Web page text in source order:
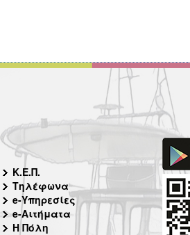
Κ.Ε.Π.
Τηλέφωνα
e-Υπηρεσίες
e-Αιτήματα
Η Πόλη